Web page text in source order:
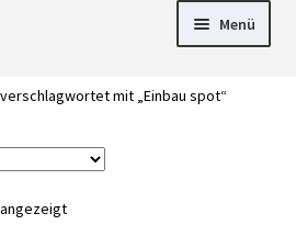
Menü
► LED Panel
►
mit „Einbau spot“